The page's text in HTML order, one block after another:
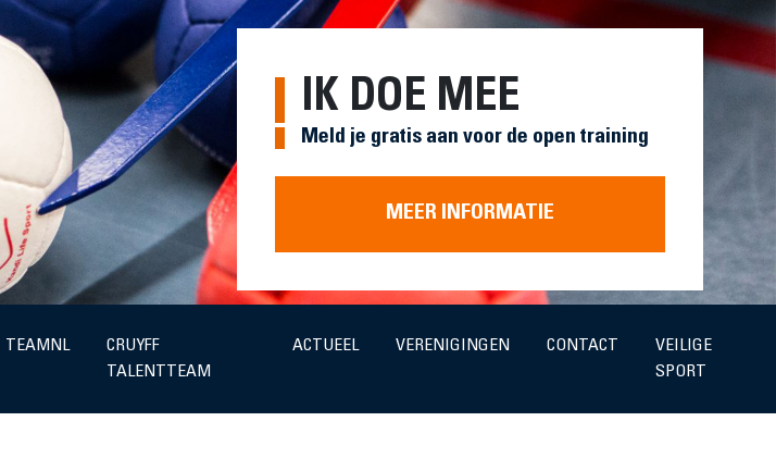
IK DOE MEE
Meld je gratis aan voor de open training
MEER INFORMATIE
TEAMNL
CRUYFF
TALENTTEAM
ACTUEEL VERENIGINGEN CONTACT
VEILIGE
SPORT